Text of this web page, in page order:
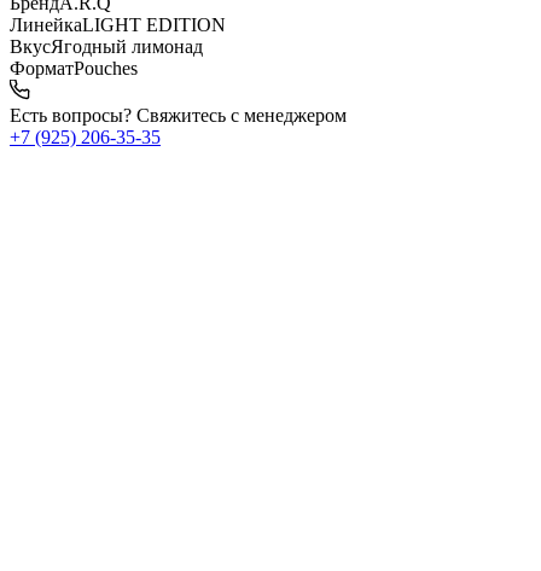
ЛинейкаLIGHT EDITION
ВкусЯгодный лимонад
ФорматPouches
Есть вопросы? Свяжитесь с менеджером
+7 (925) 206‑35‑35